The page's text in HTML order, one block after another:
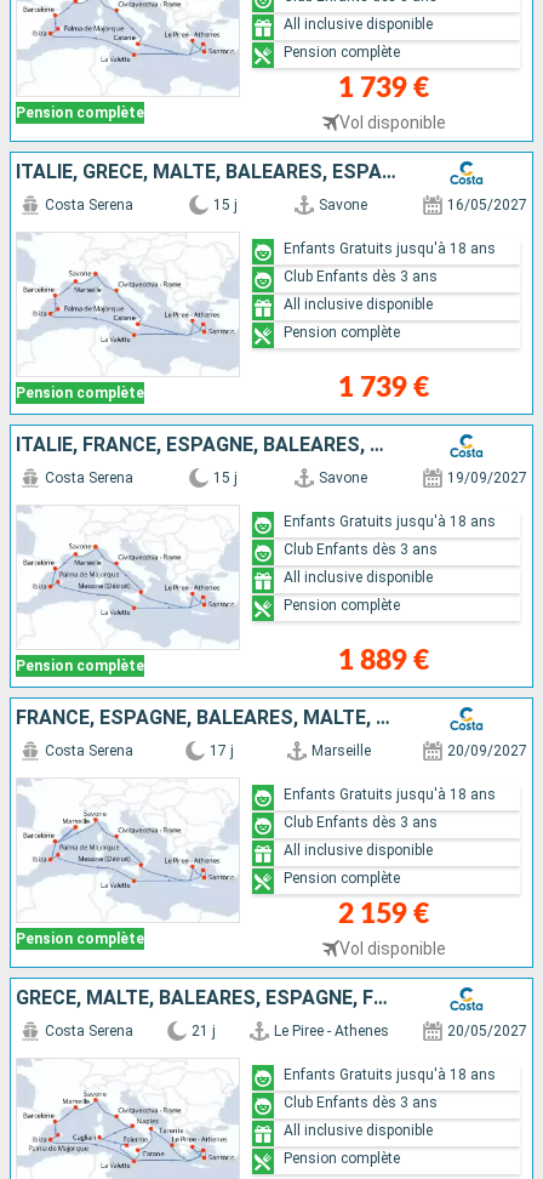
Pension complète
1 739 €
Vol disponible
All inclusive disponible
Pension complète
ITALIE, GRÈCE, MALTE, BALÉARES, ESPAGNE, FRANCE
Pension complète
Costa Serena 15 j Savone 16/05/2027
1 739 €
Enfants Gratuits jusqu'à 18 ans
Club Enfants dès 3 ans
All inclusive disponible
Pension complète
ITALIE, FRANCE, ESPAGNE, BALÉARES, MALTE, GRÈCE
Pension complète
Costa Serena 15 j Savone 19/09/2027
1 889 €
Enfants Gratuits jusqu'à 18 ans
Club Enfants dès 3 ans
All inclusive disponible
Pension complète
FRANCE, ESPAGNE, BALÉARES, MALTE, GRÈCE, ITALIE
Pension complète
Costa Serena 17 j Marseille 20/09/2027
2 159 €
Vol disponible
Enfants Gratuits jusqu'à 18 ans
Club Enfants dès 3 ans
All inclusive disponible
Pension complète
GRÈCE, MALTE, BALÉARES, ESPAGNE, FRANCE, ITALIE
Costa Serena 21 j Le Piree - Athenes 20/05/2027
Enfants Gratuits jusqu'à 18 ans
Club Enfants dès 3 ans
All inclusive disponible
Pension complète